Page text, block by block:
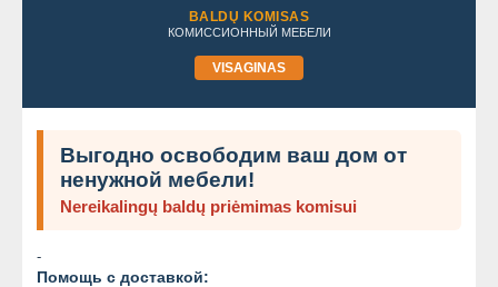
BALDŲ KOMISAS
КОМИССИОННЫЙ МЕБЕЛИ
VISAGINAS
Выгодно освободим ваш дом от
ненужной мебели!
Nereikalingų baldų priėmimas komisui
-
Помощь с доставкой: